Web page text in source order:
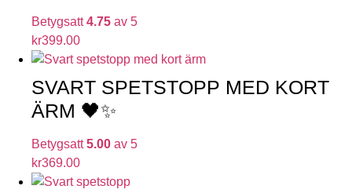
Betygsatt4.75 av 5
kr399.00
SVART SPETSTOPP MED KORT
ÄRM 🖤✨
Betygsatt5.00 av 5
kr369.00